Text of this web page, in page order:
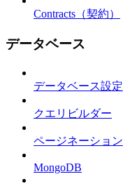
Contracts（契約）
データベース
データベース設定
クエリビルダー
ページネーション
MongoDB